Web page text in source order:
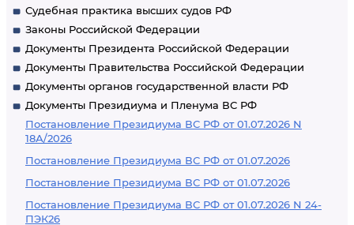
Судебная практика высших судов РФ
Законы Российской Федерации
Документы Президента Российской Федерации
Документы Правительства Российской Федерации
Документы органов государственной власти РФ
Документы Президиума и Пленума ВС РФ
Постановление Президиума ВС РФ от 01.07.2026 N
18А/2026
Постановление Президиума ВС РФ от 01.07.2026
Постановление Президиума ВС РФ от 01.07.2026
Постановление Президиума ВС РФ от 01.07.2026 N 24-
ПЭК26